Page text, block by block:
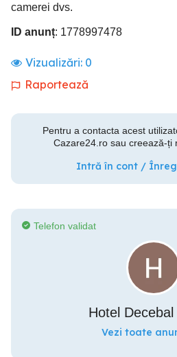
camerei dvs.
ID anunț: 1778997478
Vizualizări: 0
Raportează
Pentru a contacta acest
Cazare24.ro sau creează-ți
Intră în cont /
Telefon validat
Hotel
Vezi toate